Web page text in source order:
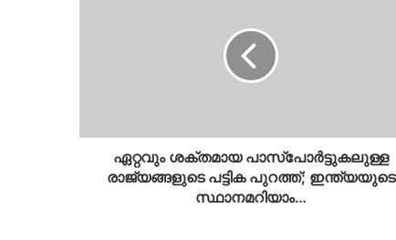
ഏറ്റവും ശക്തമായ പാസ്പോർട്ടുകലുള്ള
രാജ്യങ്ങളുടെ പട്ടിക പുറത്ത്; ഇന്ത്യയുടെ
സ്ഥാനമറിയാം…